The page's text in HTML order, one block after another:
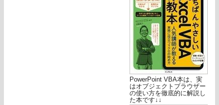
PowerPoint VBA本は、実
はオブジェクトブラウザー
の使い方を徹底的に解説し
た本です↓↓